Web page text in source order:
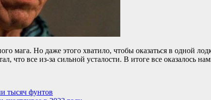
мага. Но даже этого хватило, чтобы оказаться в одной
что все из-за сильной усталости. В итоге все оказалось
тысяч фунтов